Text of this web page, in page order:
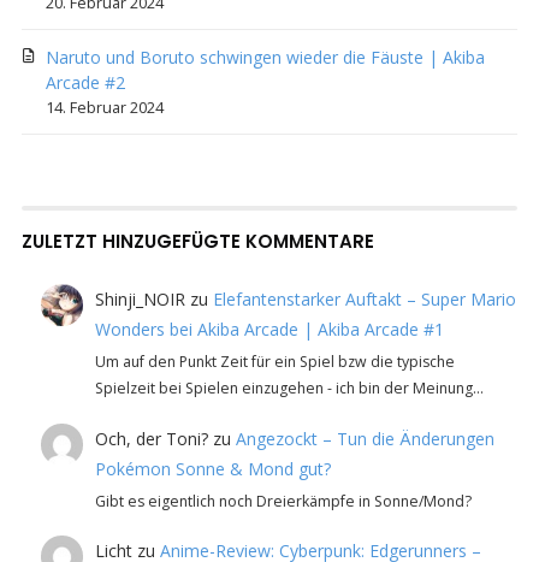
Naruto und Boruto schwingen wieder die Fäuste | Akiba
Arcade #2
14. Februar 2024
ZULETZT HINZUGEFÜGTE KOMMENTARE
Shinji_NOIR zu Elefantenstarker Auftakt – Super Mario
Wonders bei Akiba Arcade | Akiba Arcade #1
Um auf den Punkt Zeit für ein Spiel bzw die typische
Spielzeit bei Spielen einzugehen - ich bin der Meinung…
Och, der Toni? zuAngezockt – Tun die Änderungen
Pokémon Sonne & Mond gut?
Gibt es eigentlich noch Dreierkämpfe in Sonne/Mond?
Licht zuAnime-Review: Cyberpunk: Edgerunners –